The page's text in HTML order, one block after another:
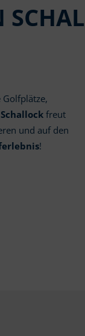
Golfplätze,
freut
und auf den
!